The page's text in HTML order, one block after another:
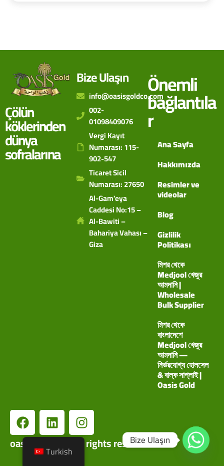
Çölün
köklerinden
dünya
sofralarına
Bize Ulaşın
info@oasisgoldco.com
002-
01098409076
Vergi Kayıt
Numarası: 115-
902-547
Ticaret Sicil
Numarası: 27650
Al-Gam'eya
Caddesi No:15 –
Al-Bawiti –
Bahariya Vahası –
Giza
Önemli
bağlantıla
r
Ana Sayfa
Hakkımızda
Resimler ve
videolar
Blog
Gizlilik
Politikası
মিশর থেকে
Medjool খেজুর
আমদানি |
Wholesale
Bulk Supplier
মিশর থেকে
বাংলাদেশে
Medjool খেজুর
আমদানি —
নির্ভরযোগ্য হোলসেল
& বাল্ক সাপ্লাই |
Oasis Gold
oasisgoldco©. All rights reserved.
Turkish
Bize Ulaşın